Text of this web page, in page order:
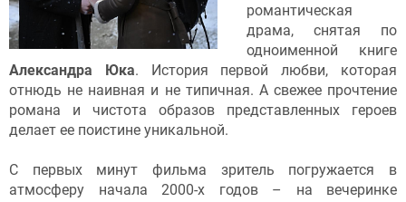
романтическая
драма, снятая по
одноименной книге
Александра Юка. История первой любви, которая
отнюдь не наивная и не типичная. А свежее прочтение
романа и чистота образов представленных героев
делает ее поистине уникальной.
С первых минут фильма зритель погружается в
атмосферу начала 2000-х годов – на вечеринке